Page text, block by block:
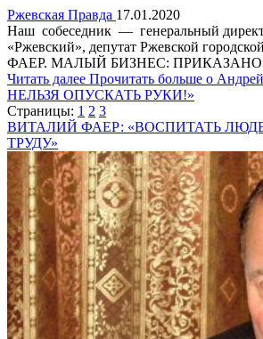
Ржевская Правда 17.01.2020
Наш собеседник — генеральный
«Ржевский», депутат Ржевской
ФАЕР. МАЛЫЙ БИЗНЕС:
Читать далее Прочитать больше о
НЕЛЬЗЯ ОПУСКАТЬ РУКИ!»
Страницы: 1 2 3
ВИТАЛИЙ ФАЕР: «ВОСПИТАТЬ
ТРУДУ»